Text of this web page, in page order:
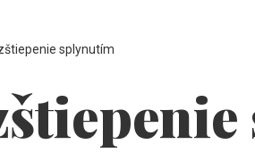
splynutím